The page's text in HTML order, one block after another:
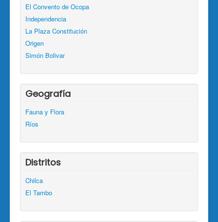
El Convento de Ocopa
Independencia
La Plaza Constitución
Origen
Simón Bolivar
Geografía
Fauna y Flora
Ríos
Distritos
Chilca
El Tambo